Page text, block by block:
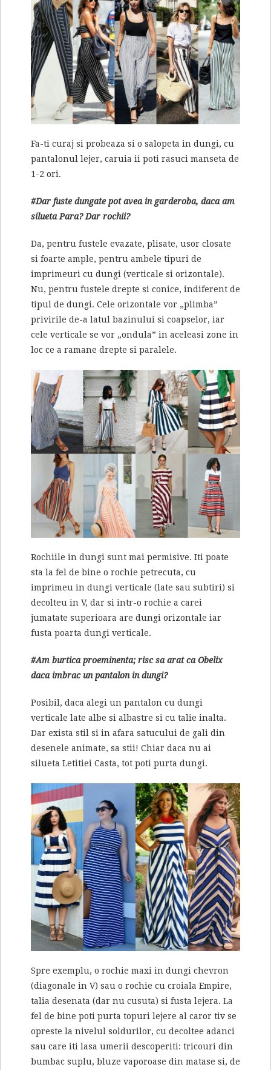
Fa-ti curaj si probeaza si o salopeta in dungi, cu
pantalonul lejer, caruia ii poti rasuci manseta de
1-2 ori.
#Dar fuste dungate pot avea in garderoba, daca am
silueta Para? Dar rochii?
Da, pentru fustele evazate, plisate, usor closate
si foarte ample, pentru ambele tipuri de
imprimeuri cu dungi (verticale si orizontale).
Nu, pentru fustele drepte si conice, indiferent de
tipul de dungi. Cele orizontale vor „plimba”
privirile de-a latul bazinului si coapselor, iar
cele verticale se vor „ondula” in aceleasi zone in
loc ce a ramane drepte si paralele.
Rochiile in dungi sunt mai permisive. Iti poate
sta la fel de bine o rochie petrecuta, cu
imprimeu in dungi verticale (late sau subtiri) si
decolteu in V, dar si intr-o rochie a carei
jumatate superioara are dungi orizontale iar
fusta poarta dungi verticale.
#Am burtica proeminenta; risc sa arat ca Obelix
daca imbrac un pantalon in dungi?
Posibil, daca alegi un pantalon cu dungi
verticale late albe si albastre si cu talie inalta.
Dar exista stil si in afara satucului de gali din
desenele animate, sa stii! Chiar daca nu ai
silueta Letitiei Casta, tot poti purta dungi.
Spre exemplu, o rochie maxi in dungi chevron
(diagonale in V) sau o rochie cu croiala Empire,
talia desenata (dar nu cusuta) si fusta lejera. La
fel de bine poti purta topuri lejere al caror tiv se
opreste la nivelul soldurilor, cu decoltee adanci
sau care iti lasa umerii descoperiti: tricouri din
bumbac suplu, bluze vaporoase din matase si, de